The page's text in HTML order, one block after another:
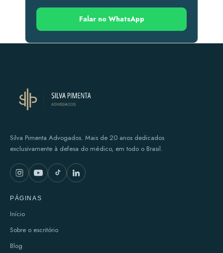
Falar no WhatsApp
Silva Pimenta Advogados. Mais de 20 anos dedicados
exclusivamente à defesa do médico, em todo o Brasil.
PÁGINAS
Início
Sobre o escritório
Blog